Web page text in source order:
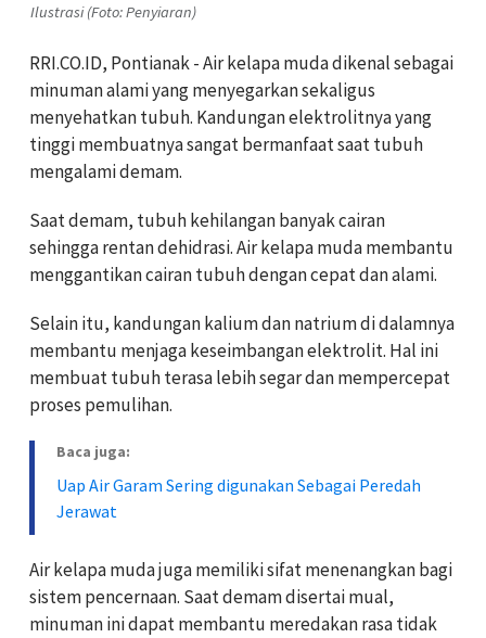
Ilustrasi (Foto: Penyiaran)
RRI.CO.ID, Pontianak - Air kelapa muda dikenal sebagai
minuman alami yang menyegarkan sekaligus
menyehatkan tubuh. Kandungan elektrolitnya yang
tinggi membuatnya sangat bermanfaat saat tubuh
mengalami demam.
Saat demam, tubuh kehilangan banyak cairan
sehingga rentan dehidrasi. Air kelapa muda membantu
menggantikan cairan tubuh dengan cepat dan alami.
Selain itu, kandungan kalium dan natrium di dalamnya
membantu menjaga keseimbangan elektrolit. Hal ini
membuat tubuh terasa lebih segar dan mempercepat
proses pemulihan.
Baca juga:
Uap Air Garam Sering digunakan Sebagai Peredah
Jerawat
Air kelapa muda juga memiliki sifat menenangkan bagi
sistem pencernaan. Saat demam disertai mual,
minuman ini dapat membantu meredakan rasa tidak